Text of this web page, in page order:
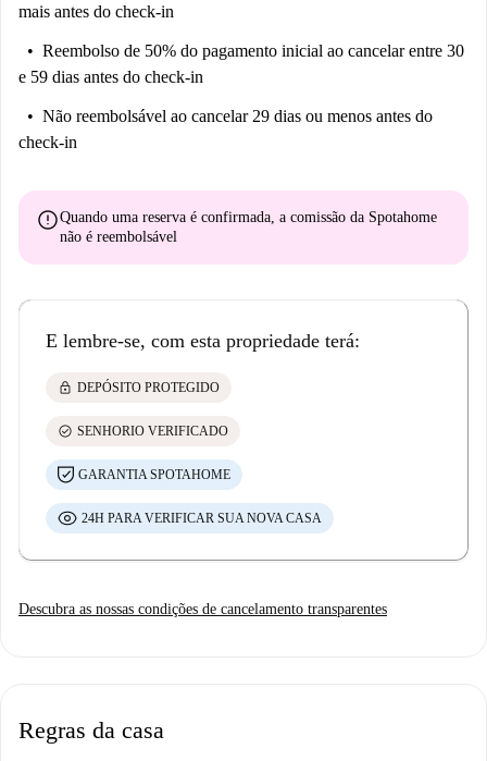
mais antes do check-in
Reembolso de 50% do pagamento inicial ao cancelar entre 30
e 59 dias antes do check-in
Não reembolsável ao cancelar 29 dias ou menos antes do
check-in
errorQuando uma reserva é confirmada, a comissão da Spotahome
não é reembolsável
E lembre-se, com esta propriedade terá:
lock DEPÓSITO PROTEGIDO
check_circle SENHORIO VERIFICADO
GARANTIA SPOTAHOME
24H PARA VERIFICAR SUA NOVA CASA
Descubra as nossas condições de cancelamento transparentes
Regras da casa